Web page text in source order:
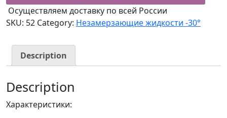
Осуществляем доставку по всей России
SKU: 52 Category: Незамерзающие жидкости -30°
Description
Description
Характеристики: